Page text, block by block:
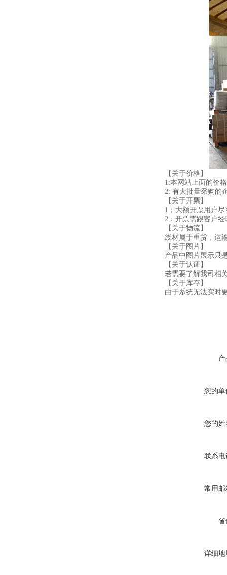
【关于价格】
1:本网站上面的价
2: 有大批量采购的
【关于开票】
1；大额开票用户
2：开票需跟客户
【关于物流】
线材属于重货，运
【关于图片】
产品中图片展示只
【关于认证】
若需要了解我司相
【关于库存】
由于系统无法实时
您的单
您的姓
联系电
常用邮
省
详细地